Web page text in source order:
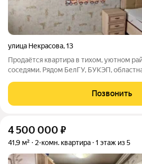
улица Некрасова,13
Продаётся квартира в тихом, уютном
соседями. Рядом БелГУ, БУКЭП,
«Пятёрочка», а также рынок
Позвонить
4 500 000 ₽
41,9 м² 2-комн. квартира 1 этаж из 5